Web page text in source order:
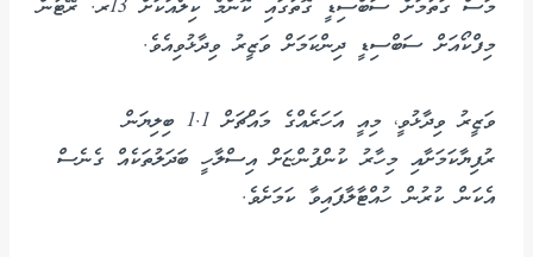
މަސް ގަތުމަށް ސަބްސިޑީ ގޮތުގައި ކޮންމެ ކިލޯއަކަށް 13ރ. ރޭޓުން
މިފްކޯއަށް ސަބްސިޑީ ދިންކަމަށް ވަޒީރު ވިދާޅުވިއެވެ.
ވަޒީރު ވިދާޅުވީ، މިއީ އަހަރެއްގެ މައްޗަށް 1.1 ބިލިޔަން
ރުފިޔާކަމަށާއި މިހާރު ކުންފުންޏަށް އިސްލާހީ ބަދަލުތަކެއް ގެނެސް
އެކަން ކުރުން ހުއްޓާލާފައިވާ ކަމަށެވެ.